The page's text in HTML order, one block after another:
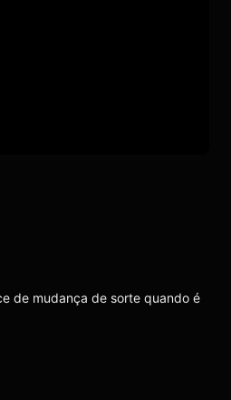
de mudança de sorte quando é